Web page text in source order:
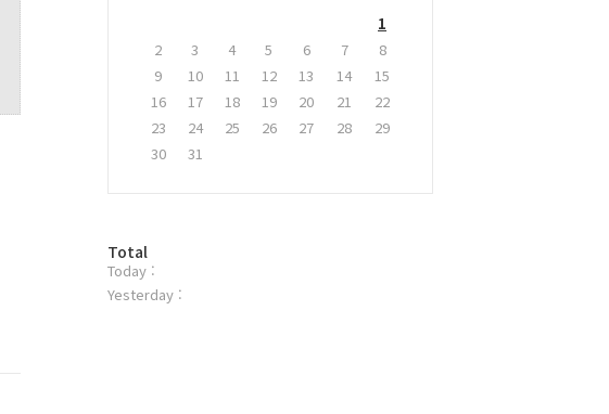
1
2
3 4 5 6 7
8
9
10 11 12 13 14
15
16
17 18 19 20 21
22
23
24 25 26 27 28
29
30
31
방
문
자
Total
Today :
Yesterday :